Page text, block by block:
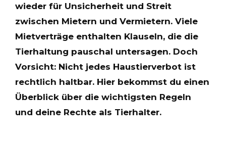
wieder für Unsicherheit und Streit
zwischen Mietern und Vermietern. Viele
Mietverträge enthalten Klauseln, die die
Tierhaltung pauschal untersagen. Doch
Vorsicht: Nicht jedes Haustierverbot ist
rechtlich haltbar. Hier bekommst du einen
Überblick über die wichtigsten Regeln
und deine Rechte als Tierhalter.